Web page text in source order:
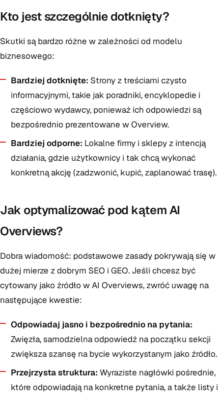
Kto jest szczególnie dotknięty?
Skutki są bardzo różne w zależności od modelu
biznesowego:
Bardziej dotknięte: Strony z treściami czysto
informacyjnymi, takie jak poradniki, encyklopedie i
częściowo wydawcy, ponieważ ich odpowiedzi są
bezpośrednio prezentowane w Overview.
Bardziej odporne: Lokalne firmy i sklepy z intencją
działania, gdzie użytkownicy i tak chcą wykonać
konkretną akcję (zadzwonić, kupić, zaplanować trasę).
Jak optymalizować pod kątem AI
Overviews?
Dobra wiadomość: podstawowe zasady pokrywają się w
dużej mierze z dobrym SEO i GEO. Jeśli chcesz być
cytowany jako źródło w AI Overviews, zwróć uwagę na
następujące kwestie:
Odpowiadaj jasno i bezpośrednio na pytania:
Zwięzła, samodzielna odpowiedź na początku sekcji
zwiększa szansę na bycie wykorzystanym jako źródło.
Przejrzysta struktura: Wyraziste nagłówki pośrednie,
które odpowiadają na konkretne pytania, a także listy i